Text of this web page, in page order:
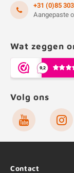
+31 (0)85
Aangepaste
Wat zeggen
Volg ons
Contact